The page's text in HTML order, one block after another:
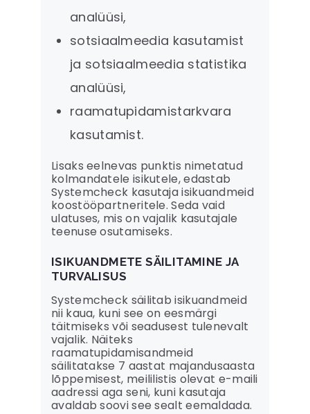
analüüsi,
sotsiaalmeedia kasutamist
ja sotsiaalmeedia statistika
analüüsi,
raamatupidamistarkvara
kasutamist.
Lisaks eelnevas punktis nimetatud
kolmandatele isikutele, edastab
Systemcheck kasutaja isikuandmeid
koostööpartneritele. Seda vaid
ulatuses, mis on vajalik kasutajale
teenuse osutamiseks.
ISIKUANDMETE SÄILITAMINE JA
TURVALISUS
Systemcheck säilitab isikuandmeid
nii kaua, kuni see on eesmärgi
täitmiseks või seadusest tulenevalt
vajalik. Näiteks
raamatupidamisandmeid
säilitatakse 7 aastat majandusaasta
lõppemisest, meililistis olevat e-maili
aadressi aga seni, kuni kasutaja
avaldab soovi see sealt eemaldada.